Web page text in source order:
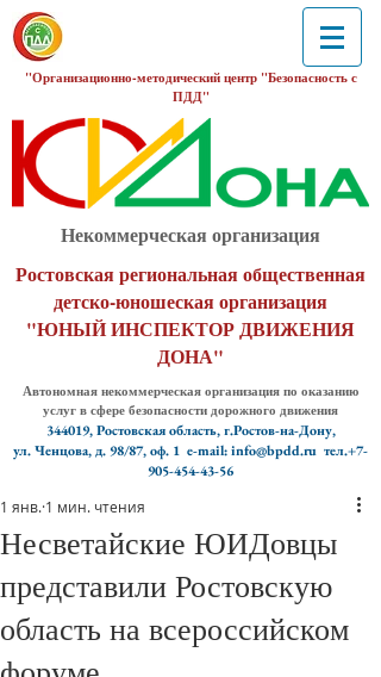
"Организационно-методический центр "Безопасность с
ПДД"
Некоммерческая организация
Ростовская региональная общественная
детско-юношеская организация
"ЮНЫЙ ИНСПЕКТОР ДВИЖЕНИЯ
ДОНА"
Автономная некоммерческая организация по оказанию
услуг в сфере безопасности дорожного движения
344019, Ростовская область, г.Ростов-на-Дону,
ул. Ченцова, д. 98/87, оф. 1 e-mail: info@bpdd.ru тел.+7-
905-454-43-56
Несветайские ЮИДовцы
представили Ростовскую
область на всероссийском
1 янв. 1 мин. чтения